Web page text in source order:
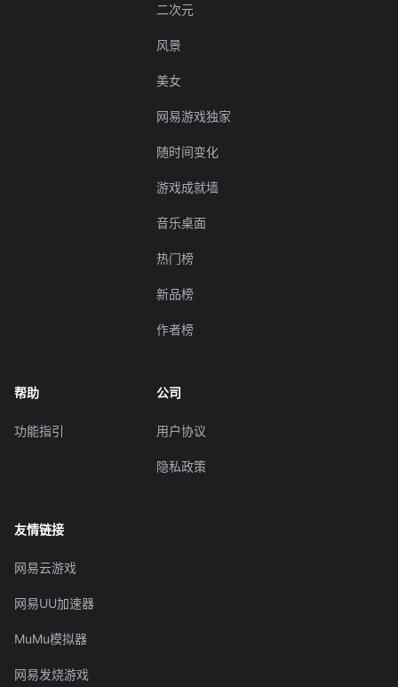
二次元
风景
美女
网易游戏独家
随时间变化
游戏成就墙
音乐桌面
热门榜
新品榜
作者榜
帮助
功能指引
公司
用户协议
隐私政策
友情链接
网易云游戏
网易UU加速器
MuMu模拟器
网易发烧游戏